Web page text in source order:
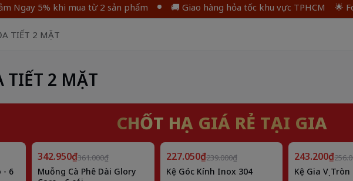
5% khi mua từ 2 sản phẩm 🚚 Giao hàng hỏa tốc khu vực TPHCM 🌟 Follow
TIẾT 2 MẶT
TIẾT 2 MẶT
CHỐT HẠ GIÁ RẺ TẠI GIA
- 6
Giảm5%
342.950₫361.000₫
Muỗng Cà Phê Dài Glory
Giảm5%
227.050₫239.000₫
Kệ Góc Kính Inox 304
Giảm5%
243.200₫
Kệ Gia Vị